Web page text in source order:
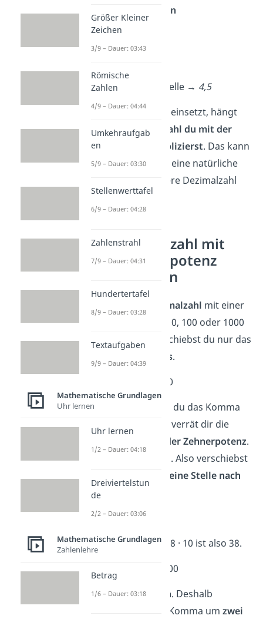
richtig einsetzen
➡️Beispiel:
1,5 · 3
15 · 3 = 45
Eine Nachkommastelle → 4,5
Wie du das Komma einsetzt, hängt
davon ab,welche Zahl du mit der
Dezimalzahl multiplizierst. Das kann
eine Zehnerpotenz, eine natürliche
Zahl oder eine andere Dezimalzahl
sein.
Eine Dezimalzahl mit
einer Zehnerpotenz
multiplizieren
Dezimalzahl mit einer
wie 10, 100 oder 1000
multiplizierst
, verschiebst du nur das
Komma nach rechts.
3,8 · 10
Um wie viele Stellen du das Komma
verschieben musst, verrät dir die
Nullen der Zehnerpotenz.
. Also verschiebst
eine Stelle nach
rechts
3,8 → 38
Das Ergebnis von 3,8 · 10 ist also 38.
2,5 · 100
100 hatzweiNullen. Deshalb
verschiebst du das Komma um zwei
Größer Kleiner
Zeichen
3/9 – Dauer: 03:43
Römische
Zahlen
4/9 – Dauer: 04:44
Umkehraufgab
en
5/9 – Dauer: 03:30
Stellenwerttafel
6/9 – Dauer: 04:28
Zahlenstrahl
7/9 – Dauer: 04:31
Hundertertafel
8/9 – Dauer: 03:28
Textaufgaben
9/9 – Dauer: 04:39
Mathematische Grundlagen
Uhr lernen
Uhr lernen
1/2 – Dauer: 04:18
Dreiviertelstun
de
2/2 – Dauer: 03:06
Mathematische Grundlagen
Zahlenlehre
Betrag
1/6 – Dauer: 03:18